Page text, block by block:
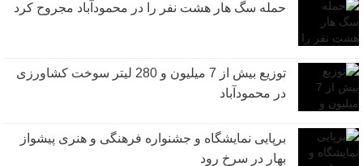
حمله سگ هار هشت نفر را در محمودآباد مجروح کرد
توزیع بیش از 7 میلیون و 280 لیتر سوخت کشاورزی
در محمودآباد
برپایی نمایشگاه و جشنواره فرهنگی و هنری پیشواز
بهار در سرخ رود